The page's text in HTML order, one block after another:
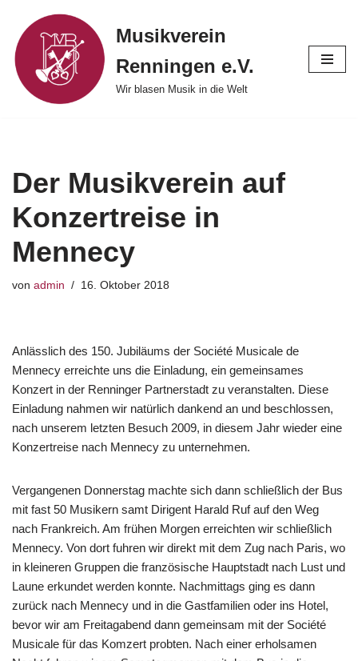
Zum
Inhalt
springen
Musikverein
Renningen e.V.
Wir blasen Musik in die Welt
Der Musikverein auf
Konzertreise in
Mennecy
von admin 16. Oktober 2018
Anlässlich des 150. Jubiläums der Société Musicale de
Mennecy erreichte uns die Einladung, ein gemeinsames
Konzert in der Renninger Partnerstadt zu veranstalten. Diese
Einladung nahmen wir natürlich dankend an und beschlossen,
nach unserem letzten Besuch 2009, in diesem Jahr wieder eine
Konzertreise nach Mennecy zu unternehmen.
Vergangenen Donnerstag machte sich dann schließlich der Bus
mit fast 50 Musikern samt Dirigent Harald Ruf auf den Weg
nach Frankreich. Am frühen Morgen erreichten wir schließlich
Mennecy. Von dort fuhren wir direkt mit dem Zug nach Paris, wo
in kleineren Gruppen die französische Hauptstadt nach Lust und
Laune erkundet werden konnte. Nachmittags ging es dann
zurück nach Mennecy und in die Gastfamilien oder ins Hotel,
bevor wir am Freitagabend dann gemeinsam mit der Société
Musicale für das Komzert probten. Nach einer erholsamen